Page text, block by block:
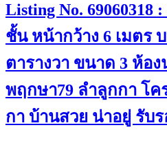
Listing No. 69060318
ชั้น หน้ากว้าง 6 เมตร
ตารางวา ขนาด 3 ห้อ
พฤกษา79 ลำลูกกา โ
กา บ้านสวย น่าอยู่ รับ